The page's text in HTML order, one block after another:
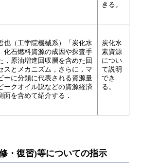
きる。
（工学院機械系）「炭化水
化石燃料資源の成因や探査手
，原油増進回収層を含めた回
スとメカニズム，さらに，マ
ーに分類に代表される資源量
ークオイル説などの資源経済
面を含めて紹介する．
炭化水
素資源
につい
て説明
でき
る。
・復習)等についての指示